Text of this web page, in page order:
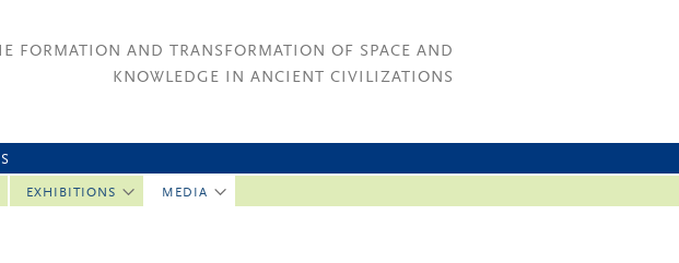
FORMATION AND TRANSFORMATION OF SPACE AND
KNOWLEDGE IN ANCIENT CIVILIZATIONS
EXHIBITIONS MEDIA